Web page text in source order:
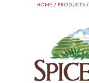
HOME / PRODUCTS/